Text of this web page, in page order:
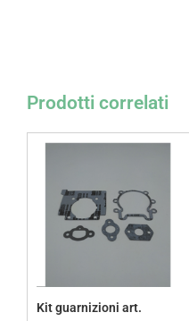
Prodotti correlati
Kit guarnizioni art.